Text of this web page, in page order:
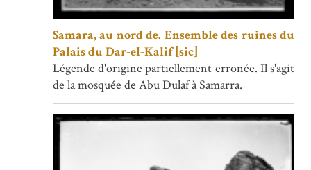
Samara, au nord de. Ensemble des ruines du
Palais du Dar-el-Kalif [sic]
Légende d'origine partiellement erronée. Il s'agit
de la mosquée de Abu Dulaf à Samarra.